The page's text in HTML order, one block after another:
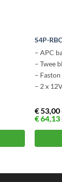
S4P-
– APC
– Twee
–
– 2 x
€53,00
€64,13